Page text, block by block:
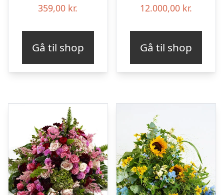
359,00 kr.
Gå til shop
12.000,00 kr.
Gå til shop